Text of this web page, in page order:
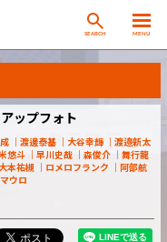
SEARCH MENU
ップフォト
渡邊泰基 大谷幸輝
渡邉新太
悠斗 早川史哉 森俊介
舞行龍
大本祐槻 ロメロフランク
阿部航
マウロ